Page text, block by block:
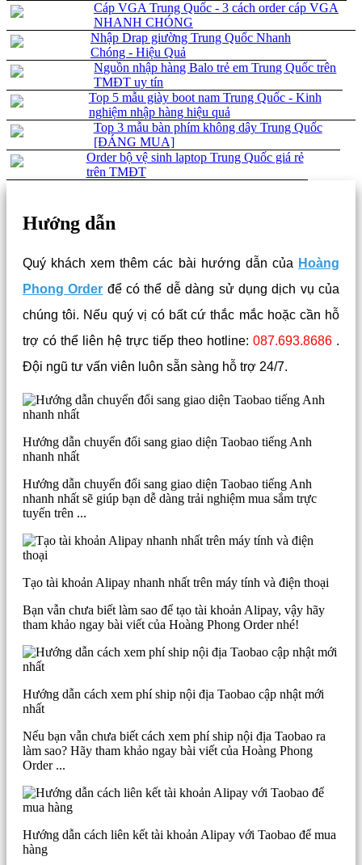
Cáp VGA Trung Quốc - 3 cách order cáp VGA
NHANH CHÓNG
Nhập Drap giường Trung Quốc Nhanh
Chóng - Hiệu Quả
Nguồn nhập hàng Balo trẻ em Trung Quốc trên
TMĐT uy tín
Top 5 mẫu giày boot nam Trung Quốc - Kinh
nghiệm nhập hàng hiệu quả
Top 3 mẫu bàn phím không dây Trung Quốc
[ĐÁNG MUA]
Order bộ vệ sinh laptop Trung Quốc giá rẻ
trên TMĐT
Hướng dẫn
Quý khách xem thêm các bài hướng dẫn của Hoàng
Phong Order để có thể dễ dàng sử dụng dịch vụ của
chúng tôi. Nếu quý vị có bất cứ thắc mắc hoặc cần hỗ
trợ có thể liên hệ trực tiếp theo hotline: 087.693.8686 .
Đội ngũ tư vấn viên luôn sẵn sàng hỗ trợ 24/7.
Hướng dẫn chuyển đổi sang giao diện Taobao tiếng Anh
nhanh nhất
Hướng dẫn chuyển đổi sang giao diện Taobao tiếng Anh
nhanh nhất sẽ giúp bạn dễ dàng trải nghiệm mua sắm trực
tuyến trên ...
Tạo tài khoản Alipay nhanh nhất trên máy tính và điện thoại
Bạn vẫn chưa biết làm sao để tạo tài khoản Alipay, vậy hãy
tham khảo ngay bài viết của Hoàng Phong Order nhé!
Hướng dẫn cách xem phí ship nội địa Taobao cập nhật mới
nhất
Nếu bạn vẫn chưa biết cách xem phí ship nội địa Taobao ra
làm sao? Hãy tham khảo ngay bài viết của Hoàng Phong
Order ...
Hướng dẫn cách liên kết tài khoản Alipay với Taobao để mua
hàng